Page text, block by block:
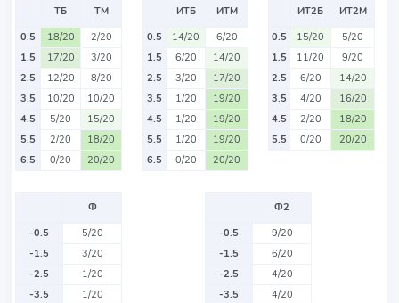
ТБ
ТМ
0.5
18/20
2/20
1.5
17/20
3/20
2.5
12/20
8/20
3.5
10/20
10/20
4.5
5/20
15/20
5.5
2/20
18/20
6.5
0/20 20/20
ИТБ
ИТМ
0.5
14/20
6/20
1.5
6/20
14/20
2.5
3/20
17/20
3.5
1/20
19/20
4.5
1/20
19/20
5.5
1/20
19/20
6.5
0/20 20/20
ИТ2Б
ИТ2М
0.5
15/20
5/20
1.5
11/20
9/20
2.5
6/20
14/20
3.5
4/20
16/20
4.5
2/20
18/20
5.5
0/20 20/20
Ф
-0.5
5/20
-1.5
3/20
-2.5
1/20
-3.5
1/20
Ф2
-0.5
9/20
-1.5
6/20
-2.5
4/20
-3.5
4/20